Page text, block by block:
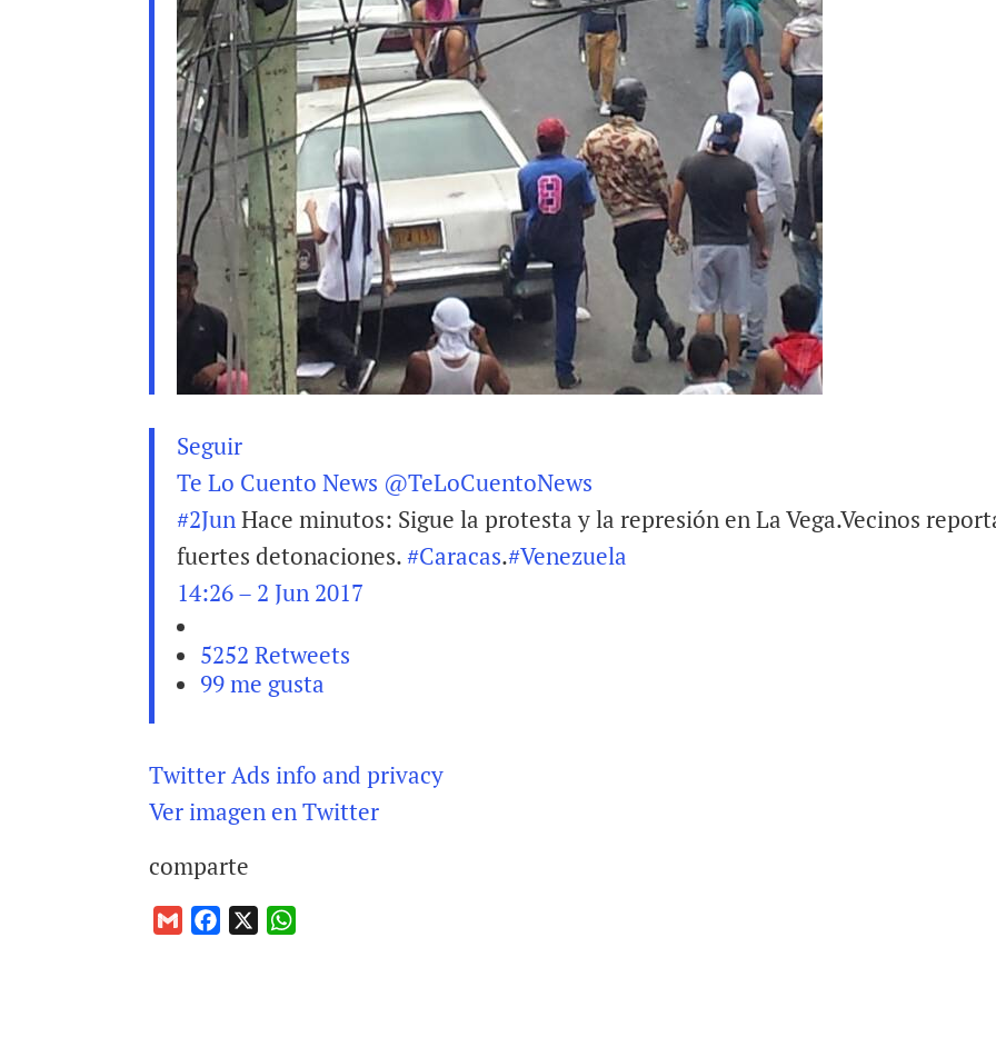
Seguir
Te Lo Cuento News @TeLoCuentoNews
#2JunHace minutos: Sigue la protesta y la represión en La Vega.Vecinos
fuertes detonaciones.#Caracas.#Venezuela
14:26 – 2 Jun 2017
5252 Retweets
99 me gusta
Twitter Ads info and privacy
Ver imagen en Twitter
comparte
G